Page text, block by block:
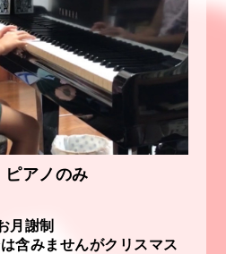
アノのみ
月謝制
含みませんがクリスマス